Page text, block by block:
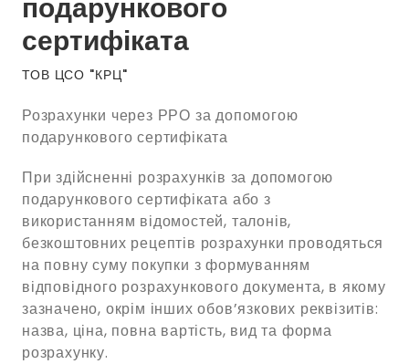
подарункового
сертифіката
ТОВ ЦСО "КРЦ"
Розрахунки через РРО за допомогою
подарункового сертифіката
При здійсненні розрахунків за допомогою
подарункового сертифіката або з
використанням відомостей, талонів,
безкоштовних рецептів розрахунки проводяться
на повну суму покупки з формуванням
відповідного розрахункового документа, в якому
зазначено, окрім інших обов’язкових реквізитів:
назва, ціна, повна вартість, вид та форма
розрахунку.